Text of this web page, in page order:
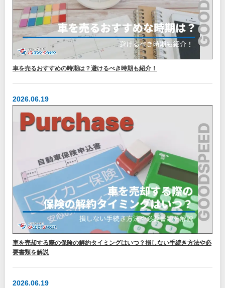
車を売るおすすめの時期は？避けるべき時期も紹介！
2026.06.19
車を売却する際の保険の解約タイミングはいつ？損しない手続き方法や必
要書類を解説
2026.06.19